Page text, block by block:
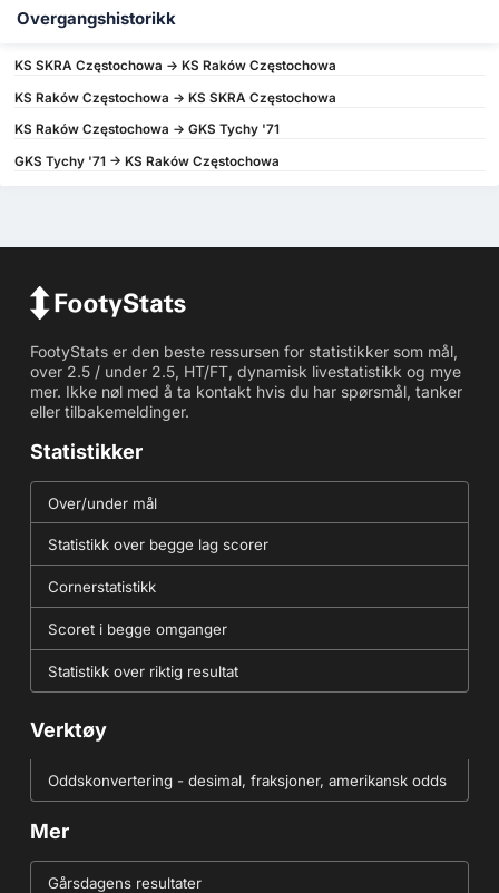
Overgangshistorikk
KS SKRA Częstochowa -> KS Raków Częstochowa
KS Raków Częstochowa -> KS SKRA Częstochowa
KS Raków Częstochowa -> GKS Tychy '71
GKS Tychy '71 -> KS Raków Częstochowa
FootyStats er den beste ressursen for statistikker som mål,
over 2.5 / under 2.5, HT/FT, dynamisk livestatistikk og mye
mer. Ikke nøl med å ta kontakt hvis du har spørsmål, tanker
eller tilbakemeldinger.
Statistikker
Over/under mål
Statistikk over begge lag scorer
Cornerstatistikk
Scoret i begge omganger
Statistikk over riktig resultat
Verktøy
Oddskonvertering - desimal, fraksjoner, amerikansk odds
Mer
Gårsdagens resultater